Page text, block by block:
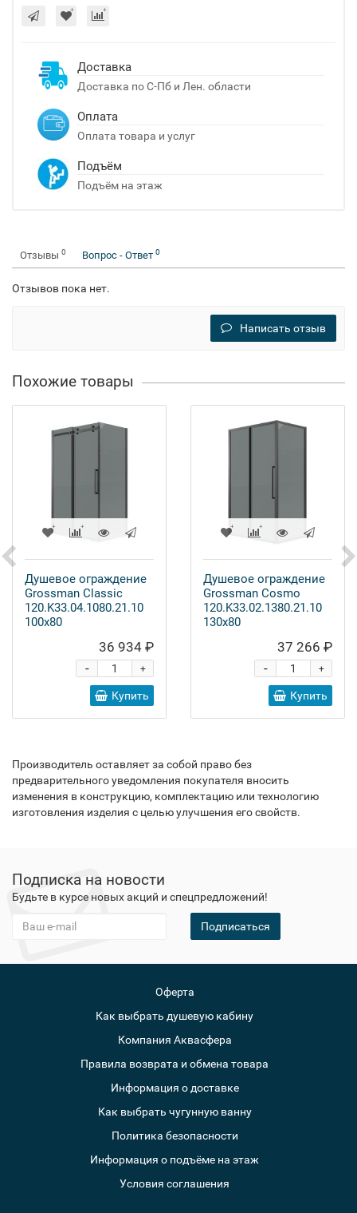
Доставка
Доставка по С-Пб и Лен. области
Оплата
Оплата товара и услуг
Подъём
Подъём на этаж
Отзывы 0 Вопрос - Ответ 0
Отзывов пока нет.
Написать отзыв
Похожие товары
Душевое ограждение
Grossman Classic
120.K33.04.1080.21.10
100x80
36 934 ₽
+
-
Купить
Душевое ограждение
Grossman Cosmo
120.K33.02.1380.21.10
130x80
37 266 ₽
+
-
Купить
Производитель оставляет за собой право без
предварительного уведомления покупателя вносить
изменения в конструкцию, комплектацию или технологию
изготовления изделия с целью улучшения его свойств.
Подписка на новости
Будьте в курсе новых акций и спецпредложений!
Подписаться
Оферта
Как выбрать душевую кабину
Компания Аквасфера
Правила возврата и обмена товара
Информация о доставке
Как выбрать чугунную ванну
Политика безопасности
Информация о подъёме на этаж
Условия соглашения